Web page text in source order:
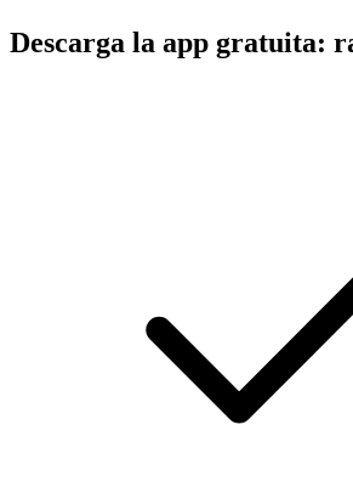
Descarga la app gratuita: